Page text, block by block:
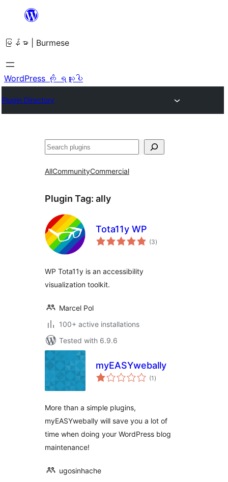
အကြောင်းအရာ
ကျော်သွား
ရန်
မြန်မာ | Burmese
WordPress ကို ရယူပါ
Plugin Directory
ရှာ
AllCommunityCommercial
Plugin Tag: ally
Tota11y WP
(3total
ratings
)
WP Tota11y is an accessibility
visualization toolkit.
Marcel Pol
100+ active installations
Tested with 6.9.6
myEASYwebally
(1 total
ratings
)
More than a simple plugins,
myEASYwebally will save you a lot of
time when doing your WordPress blog
maintenance!
ugosinhache